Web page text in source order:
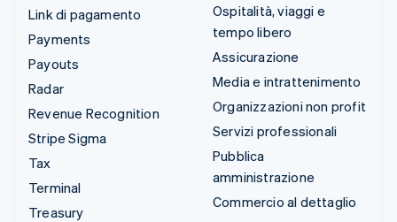
Link di pagamento
Payments
Payouts
Radar
Revenue Recognition
Stripe Sigma
Tax
Terminal
Treasury
Ospitalità, viaggi e
tempo libero
Assicurazione
Media e intrattenimento
Organizzazioni non profit
Servizi professionali
Pubblica
amministrazione
Commercio al dettaglio